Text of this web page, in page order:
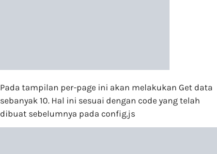
Pada tampilan per-page ini akan melakukan Get data
sebanyak 10. Hal ini sesuai dengan code yang telah
dibuat sebelumnya pada config.js